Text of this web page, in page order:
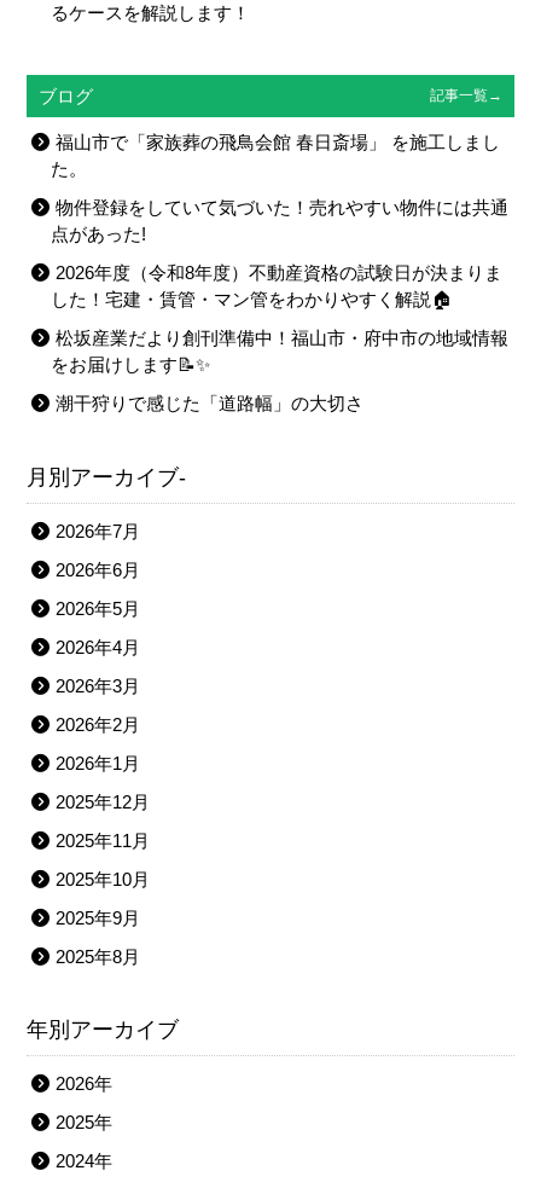
るケースを解説します！
ブログ 記事一覧→
福山市で「家族葬の飛鳥会館 春日斎場」 を施工しまし
た。
物件登録をしていて気づいた！売れやすい物件には共通
点があった!
2026年度（令和8年度）不動産資格の試験日が決まりま
した！宅建・賃管・マン管をわかりやすく解説🏠
松坂産業だより創刊準備中！福山市・府中市の地域情報
をお届けします📝✨
潮干狩りで感じた「道路幅」の大切さ
月別アーカイブ-
2026年7月
2026年6月
2026年5月
2026年4月
2026年3月
2026年2月
2026年1月
2025年12月
2025年11月
2025年10月
2025年9月
2025年8月
年別アーカイブ
2026年
2025年
2024年